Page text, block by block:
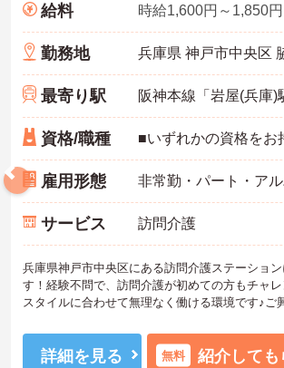
給料 時給1,600円～1,850円
勤務地
最寄り駅
資格/職種
雇用形態
サービス 訪問介護
兵庫県神戸市中央区にある訪問介護ステーショ
す！経験不問で、訪問介護が初めての方もチャ
スタイルに合わせて無理なく働ける環境です♪ご
相談ください！
詳細を見る 無料 紹介しても